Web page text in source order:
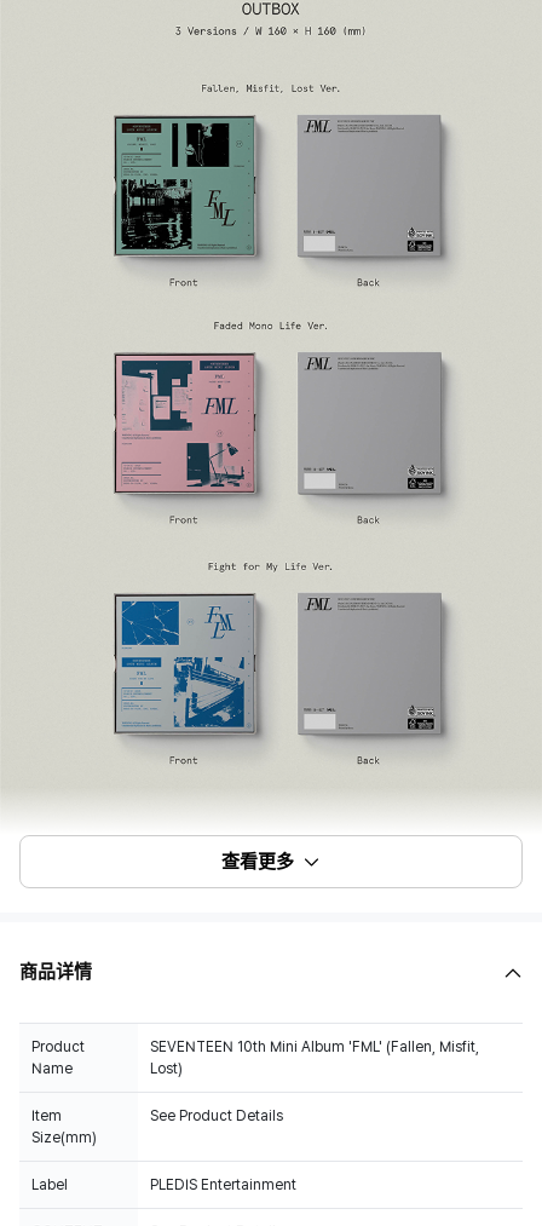
查看更多
商品详情
Product
Name
SEVENTEEN 10th Mini Album 'FML' (Fallen, Misfit,
Lost)
Item
Size(mm)
See Product Details
Label PLEDIS Entertainment